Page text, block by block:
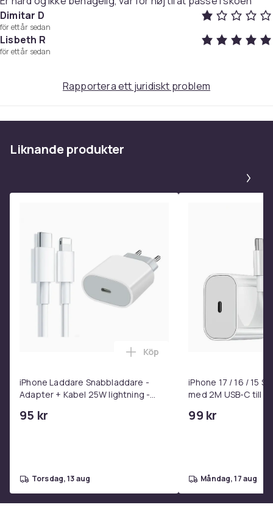
Produktsäkerhetsinformation
Dimitar D
för ett år sedan
Lisbeth R
för ett år sedan
Rapportera ett juridiskt problem
Liknande produkter
iPhone Laddare Snabbladdare -
Adapter + Kabel 25W lightning -
95 kr
Lägg till iPhone Laddare
Köp
torsdag, 13 aug
iPhone 17 / 16 / 15
med 2M USB-C till
99 kr
måndag, 17 aug